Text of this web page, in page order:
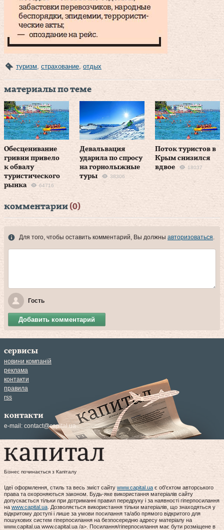
туризм страхование отдых
материалы по теме
Обесценивание
гривни привело
к обвалу
туристического
рынка
64716
Девальвация
ударила по спросу
на горнолыжные
туры
38306
Поток туристов в
Крым снизился
вдвое
18037
комментарии (0)
Для того, чтобы оставить комментарий, Вы должны авторизоваться.
Гость
Добавить комментарий
сервисы
новини компаній
реклама
контакти
правила
rss
контакти
e-mail: contact@capital.ua
Бізнес починається з Капіталу
Ідеї оформлення, стиль та весь зміст сайту www.capital.ua є об'єктом авторського
права та охороняються законом. Будь-яке використання матеріалів сайту
допускається тільки при дотриманні правил передруку і за наявності гіперпосилання
на www.capital.ua. Дозволяється використання тільки матеріалів, що знаходяться у
відкритому доступі і лише за умови посилання та/або прямого відкритого для
пошукових систем гіперпосилання на безпосередню адресу матеріалу на
www.capital.ua www.capital.ua /a>. Посилання/гіперпосилання має бути розміщене в